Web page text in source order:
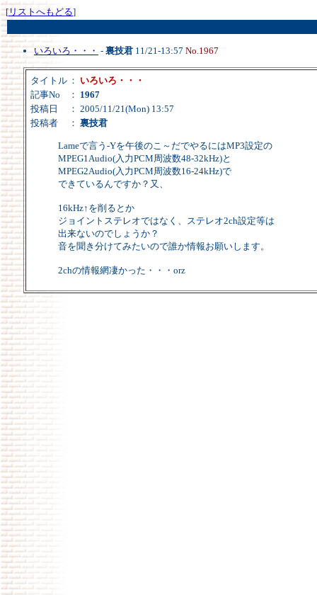
[リストへもどる]
いろいろ・・・ - 裏技君 11/21-13:57 No.1967
タイトル ： いろいろ・・・
記事No
： 1967
投稿日
： 2005/11/21(Mon) 13:57
投稿者
： 裏技君
Lameで言う-Yを午後のこ～だでやるにはMP3設定の
MPEG1Audio(入力PCM周波数48-32kHz)と
MPEG2Audio(入力PCM周波数16-24kHz)で
できているんですか？又、
16kHz↑を削るとか
ジョイントステレオではなく、ステレオ2ch設定等は
出来ないのでしょうか？
音を聞き分けてみたいので誰か情報お願いします。
2chの情報網凄かった・・・orz